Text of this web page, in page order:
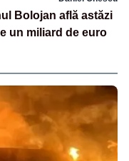
Bolojan află astăzi
un miliard de euro